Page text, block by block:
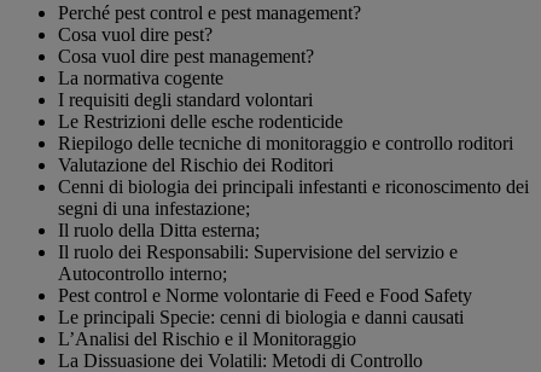
Perché pest control e pest management?
Cosa vuol dire pest?
Cosa vuol dire pest management?
La normativa cogente
I requisiti degli standard volontari
Le Restrizioni delle esche rodenticide
Riepilogo delle tecniche di monitoraggio e controllo roditori
Valutazione del Rischio dei Roditori
Cenni di biologia dei principali infestanti e riconoscimento dei
segni di una infestazione;
Il ruolo della Ditta esterna;
Il ruolo dei Responsabili: Supervisione del servizio e
Autocontrollo interno;
Pest control e Norme volontarie di Feed e Food Safety
Le principali Specie: cenni di biologia e danni causati
L’Analisi del Rischio e il Monitoraggio
La Dissuasione dei Volatili: Metodi di Controllo